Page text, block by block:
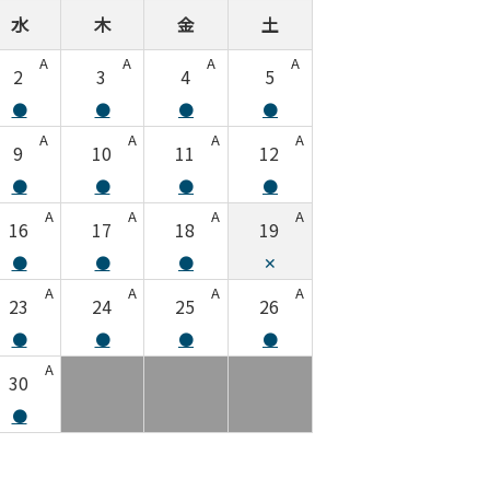
水 木 金
土
2
A
●
3
A
●
4
A
●
5
A
●
9
A
●
10
A
●
11
A
●
12
A
●
16
A
●
17
A
●
18
A
●
19
A
✕
23
A
●
24
A
●
25
A
●
26
A
●
30
A
●